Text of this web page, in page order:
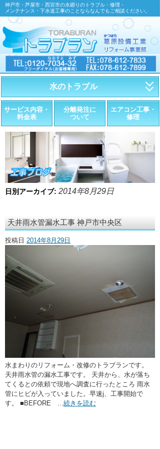
神戸市・芦屋市・西宮市の水廻りのトラブル・修理・
メンテナンス・下水道工事のことならなんでもご相談ください。
水のトラブル
・トイレが詰まったら
・トイレが漏れたら
・水道管が漏れたら
・排水が詰まったら
・悪臭調査
・ここに水栓がほしい
・水廻りメンテナンス
サービス内容・
料金表
分離発注に
ついて
エアコン工事・
修理
日別アーカイブ: 2014年8月29日
天井雨水管漏水工事 神戸市中央区
投稿日 2014年8月29日
水まわりのリフォーム・改修のトラブランです。
天井雨水管の漏水工事です。 天井から、水が落ち
てくるとの依頼で現地へ調査に行ったところ 雨水
管にヒビが入っていました。早速j、工事開始で
す。 ■BEFORE ... 続きを読む